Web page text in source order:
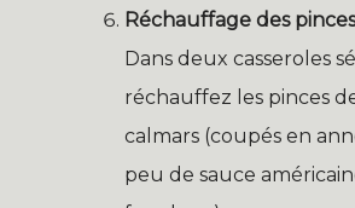
Réchauffage des
Dans deux casseroles
réchauffez les pinces
calmars (coupés en
peu de sauce